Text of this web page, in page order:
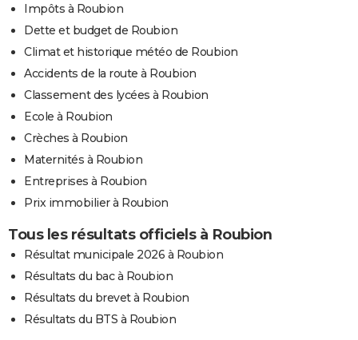
Impôts à Roubion
Dette et budget de Roubion
Climat et historique météo de Roubion
Accidents de la route à Roubion
Classement des lycées à Roubion
Ecole à Roubion
Crèches à Roubion
Maternités à Roubion
Entreprises à Roubion
Prix immobilier à Roubion
Tous les résultats officiels à Roubion
Résultat municipale 2026 à Roubion
Résultats du bac à Roubion
Résultats du brevet à Roubion
Résultats du BTS à Roubion